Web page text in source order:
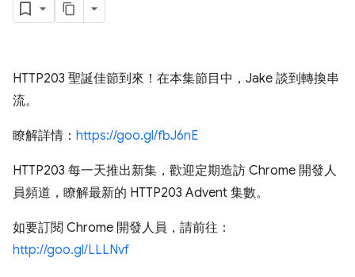
HTTP203 聖誕佳節到來！在本集節目中，Jake 談到轉換串
流。
瞭解詳情： https://goo.gl/fbJ6nE
HTTP203 每一天推出新集，歡迎定期造訪 Chrome 開發人
員頻道，瞭解最新的 HTTP203 Advent 集數。
如要訂閱 Chrome 開發人員，請前往：
http://goo.gl/LLLNvf